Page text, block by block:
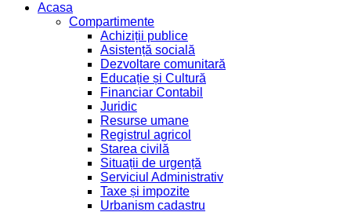
Acasa
Compartimente
Achiziții publice
Asistență socială
Dezvoltare comunitară
Educație și Cultură
Financiar Contabil
Juridic
Resurse umane
Registrul agricol
Starea civilă
Situații de urgență
Serviciul Administrativ
Taxe și impozite
Urbanism cadastru